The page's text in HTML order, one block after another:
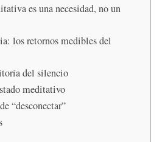
es una necesidad, no un
los retornos medibles del
del silencio
meditativo
“desconectar”